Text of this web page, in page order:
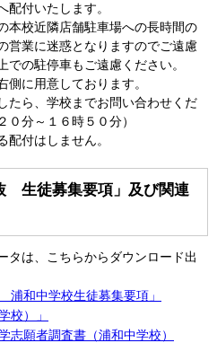
付いたします。
校近隣店舗駐車場への長時間の
営業に迷惑となりますのでご遠慮
での駐停車もご遠慮ください。
側に用意しております。
ら、学校までお問い合わせくだ
０分～１６時５０分）
付はしません。
生徒募集要項」及び関連
タは、こちらからダウンロード出
浦和中学校生徒募集要項」
校）」
志願者調査書（浦和中学校）